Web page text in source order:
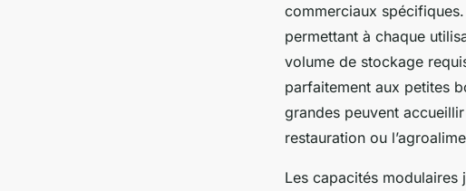
commerciaux
permettant à chaque
volume de stockage
parfaitement aux petites
grandes peuvent
restauration ou
Les capacités modulaires